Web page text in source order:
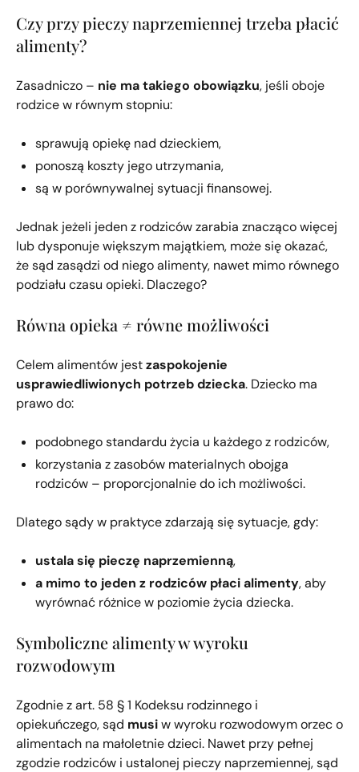
Czy przy pieczy naprzemiennej trzeba płacić
alimenty?
Zasadniczo – nie ma takiego obowiązku, jeśli oboje
rodzice w równym stopniu:
sprawują opiekę nad dzieckiem,
ponoszą koszty jego utrzymania,
są w porównywalnej sytuacji finansowej.
Jednak jeżeli jeden z rodziców zarabia znacząco więcej
lub dysponuje większym majątkiem, może się okazać,
że sąd zasądzi od niego alimenty, nawet mimo równego
podziału czasu opieki. Dlaczego?
Równa opieka ≠ równe możliwości
Celem alimentów jestzaspokojenie
usprawiedliwionych potrzeb dziecka. Dziecko ma
prawo do:
podobnego standardu życia u każdego z rodziców,
korzystania z zasobów materialnych obojga
rodziców – proporcjonalnie do ich możliwości.
Dlatego sądy w praktyce zdarzają się sytuacje, gdy:
ustala się pieczę naprzemienną,
a mimo to jeden z rodziców płaci alimenty, aby
wyrównać różnice w poziomie życia dziecka.
Symboliczne alimenty w wyroku
rozwodowym
Zgodnie z art. 58 § 1 Kodeksu rodzinnego i
opiekuńczego, sąd musiw wyroku rozwodowym orzec o
alimentach na małoletnie dzieci. Nawet przy pełnej
zgodzie rodziców i ustalonej pieczy naprzemiennej, sąd